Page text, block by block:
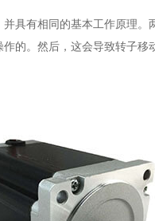
具有相同的基本工作原理
的。然后，这会导致转子移